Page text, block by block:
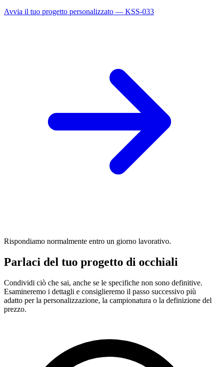
Avvia il tuo progetto personalizzato — KSS-033
Rispondiamo normalmente entro un giorno lavorativo.
Parlaci del tuo progetto di occhiali
Condividi ciò che sai, anche se le specifiche non sono definitive.
Esamineremo i dettagli e consiglieremo il passo successivo più
adatto per la personalizzazione, la campionatura o la definizione del
prezzo.